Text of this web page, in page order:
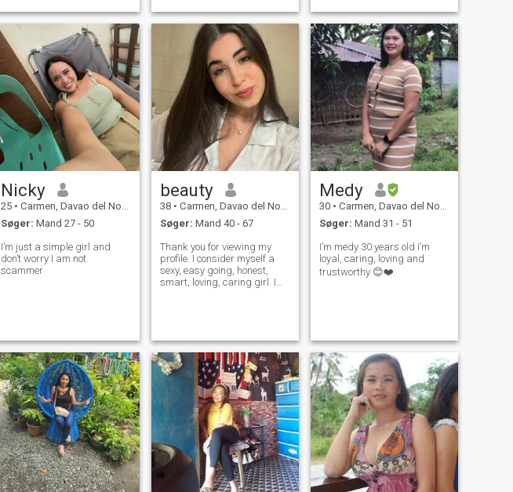
helgener eller genier, fordi,
lad os være ærlige, der er
intet dummere end nogen
forsøger for hårdt at se
smart. Jeg er en glad,
nysgerrig sjæl med en lidt
ukonventionel måde at se
verden på.
Nicky
25 • Carmen, Davao del Norte, Filippinerne
Søger: Mand 27 - 50
I’m just a simple girl and
don’t worry I am not
scammer
beauty
38 • Carmen, Davao del Norte, Filippinerne
Søger: Mand 40 - 67
Thank you for viewing my
profile. I consider myself a
sexy, easy going, honest,
smart, loving, caring girl. I
Medy
30 • Carmen, Davao del Norte, Filippinerne
Søger: Mand 31 - 51
I’m medy 30 years old I’m
loyal, caring, loving and
trustworthy 😊❤️